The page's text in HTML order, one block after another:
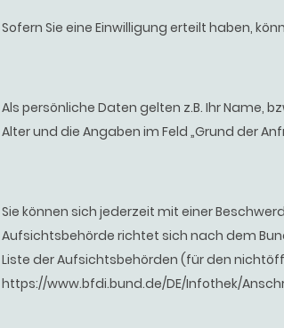
Sofern Sie eine Einwilligung erteilt haben,
Als persönliche Daten gelten z.B. Ihr Name,
Alter und die Angaben im Feld „Grund der
Sie können sich jederzeit mit einer
Aufsichtsbehörde richtet sich nach dem
Liste der Aufsichtsbehörden (für den
https://www.bfdi.bund.de/DE/Infothek/